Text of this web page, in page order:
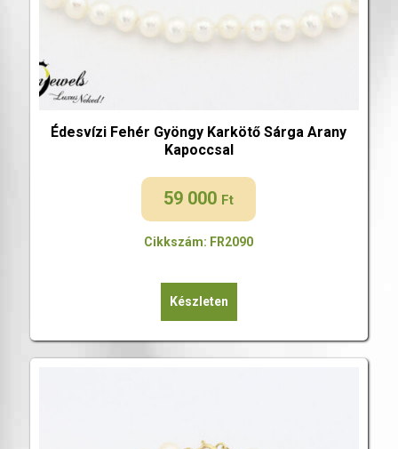
Édesvízi Fehér Gyöngy Karkötő Sárga Arany
Kapoccsal
59 000 Ft
Cikkszám: FR2090
Készleten